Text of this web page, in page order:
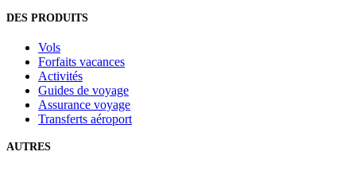
DES PRODUITS
Vols
Forfaits vacances
Activités
Guides de voyage
Assurance voyage
Transferts aéroport
AUTRES